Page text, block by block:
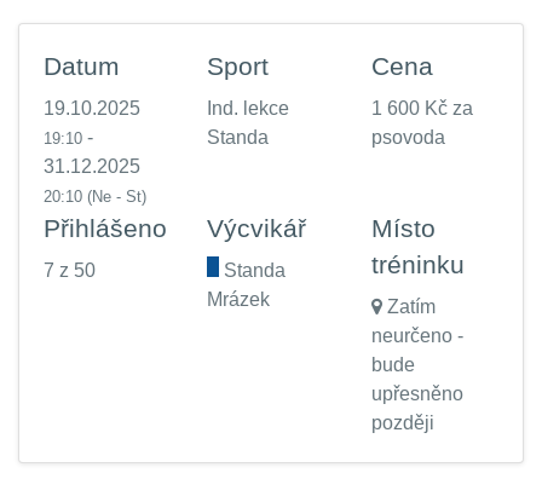
Datum
19.10.2025
19:10 -
31.12.2025
20:10 (Ne - St)
Sport
Ind. lekce
Standa
Cena
1 600 Kč za
psovoda
Přihlášeno
7 z 50
Výcvikář
Standa
Mrázek
Místo
tréninku
Zatím
neurčeno -
bude
upřesněno
později